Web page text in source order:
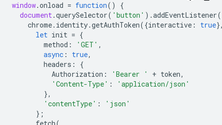
window.onload = function()
{
document.querySelector( 'button' ).addEventListener(
chrome. identity.getAuthToken({interactive : true
let init = {
method : 'GET' ,
async : true,
headers :
{
Authorization : 'Bearer ' + token,
'Content-Type' :
'application/json'
},
'contentType' :
'json'
};